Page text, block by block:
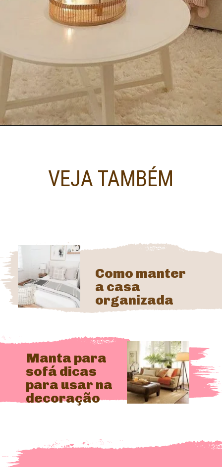
VEJA TAMBÉM
Como manter
a casa
organizada
Manta para
sofá dicas
para usar na
decoração